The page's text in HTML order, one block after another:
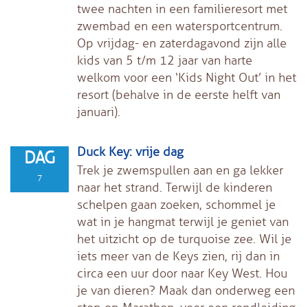
twee nachten in een familieresort met
zwembad en een watersportcentrum.
Op vrijdag- en zaterdagavond zijn alle
kids van 5 t/m 12 jaar van harte
welkom voor een ‘Kids Night Out’ in het
resort (behalve in de eerste helft van
januari).
DAG
7
Duck Key: vrije dag
Trek je zwemspullen aan en ga lekker
naar het strand. Terwijl de kinderen
schelpen gaan zoeken, schommel je
wat in je hangmat terwijl je geniet van
het uitzicht op de turquoise zee. Wil je
iets meer van de Keys zien, rij dan in
circa een uur door naar Key West. Hou
je van dieren? Maak dan onderweg een